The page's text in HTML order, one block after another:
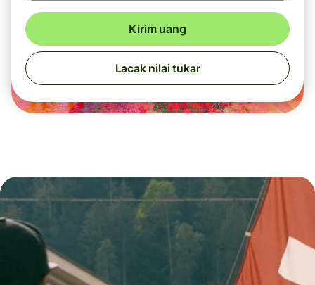
Kirim uang
Lacak nilai tukar